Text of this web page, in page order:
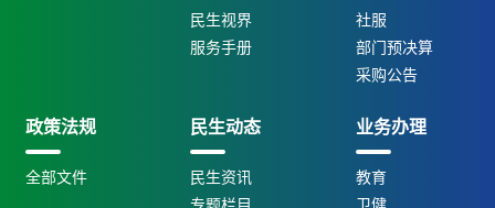
民生视界
服务手册
社服
部门预决算
采购公告
政策法规
全部文件
民生动态
民生资讯
业务办理
教育